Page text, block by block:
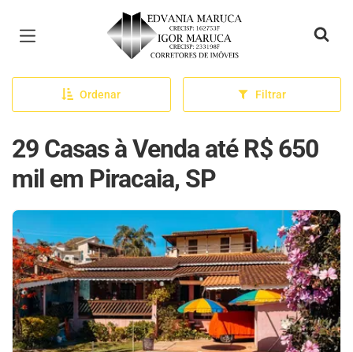
Página inicial
Ordenar Filtrar
29 Casas à Venda até R$ 650
mil em Piracaia, SP